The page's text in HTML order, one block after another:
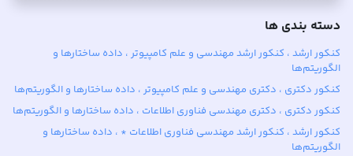
دسته بندی ها
کنکور ارشد ، کنکور ارشد مهندسی و علم کامپیوتر ، داده ساختارها و
الگوریتم‌ها
کنکور دکتری ، دکتری مهندسی و علم کامپیوتر ، داده ساختارها و الگوریتم‌ها
کنکور دکتری ، دکتری مهندسی فناوری اطلاعات ، داده ساختارها و الگوریتم‌ها
کنکور ارشد ، کنکور ارشد مهندسی فناوری اطلاعات * ، داده ساختارها و
الگوریتم‌ها